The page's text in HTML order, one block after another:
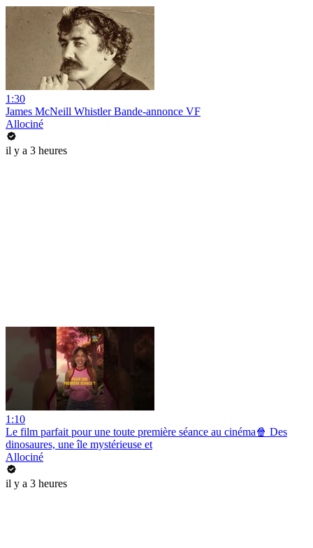
1:30
James McNeill Whistler Bande-annonce VF
Allociné
il y a 3 heures
1:10
Le film parfait pour une toute première séance au cinéma🍿 Des
dinosaures, une île mystérieuse et
Allociné
il y a 3 heures